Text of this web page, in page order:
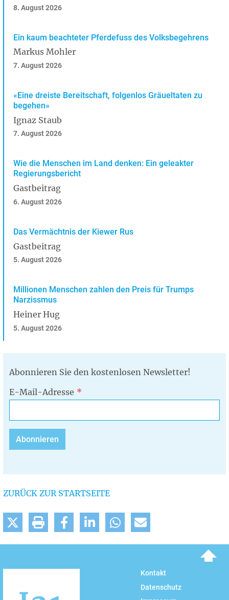
8. August 2026
Ein kaum beachteter Pferdefuss des Volksbegehrens
Markus Mohler
7. August 2026
«Eine dreiste Bereitschaft, folgenlos Gräueltaten zu
begehen»
Ignaz Staub
7. August 2026
Wie die Menschen im Land denken: Ein geleakter
Regierungsbericht
Gastbeitrag
6. August 2026
Das Vermächtnis der Kiewer Rus
Gastbeitrag
5. August 2026
Millionen Menschen zahlen den Preis für Trumps
Narzissmus
Heiner Hug
5. August 2026
Abonnieren Sie den kostenlosen Newsletter!
E-Mail-Adresse
ZURÜCK ZUR STARTSEITE
Kontakt
Datenschutz